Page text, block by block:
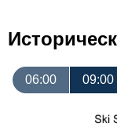
06:00 09:00